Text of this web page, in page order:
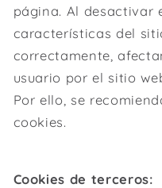
página. Al desactivar
características del
correctamente,
usuario por el sitio
Por ello, se
cookies.
Cookies de terceros: